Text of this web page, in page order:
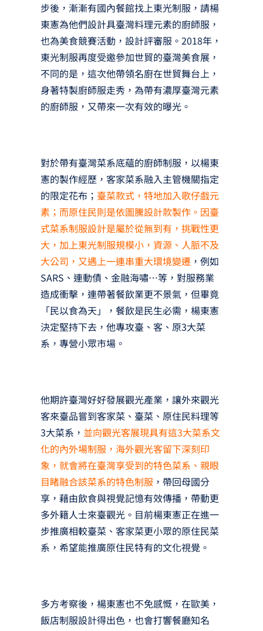
步後，漸漸有國內餐館找上東光制服，請楊
東憲為他們設計具臺灣料理元素的廚師服，
也為美食競賽活動，設計評審服。2018年，
東光制服再度受邀參加世貿的臺灣美食展，
不同的是，這次他帶領名廚在世貿舞台上，
身著特製廚師服走秀，為帶有濃厚臺灣元素
的廚師服，又帶來一次有效的曝光。
對於帶有臺灣菜系底蘊的廚師制服，以楊東
憲的製作經歷，客家菜系融入主管機關指定
的限定花布； 臺菜款式，特地加入歌仔戲元
素；而原住民則是依圖騰設計款製作。因臺
式菜系制服設計是屬於從無到有，挑戰性更
大，加上東光制服規模小，資源、人脈不及
大公司，又遇上一連串重大環境變遷，例如
SARS、連動債、金融海嘯…等，對服務業
造成衝擊，連帶著餐飲業更不景氣，但畢竟
「民以食為天」，餐飲是民生必需，楊東憲
決定堅持下去，他專攻臺、客、原3大菜
系，專營小眾市場。
他期許臺灣好好發展觀光產業，讓外來觀光
客來臺品嘗到客家菜、臺菜、原住民料理等
3大菜系， 並向觀光客展現具有這3大菜系文
化的內外場制服，海外觀光客留下深刻印
象，就會將在臺灣享受到的特色菜系、親眼
目睹融合該菜系的特色制服 ，帶回母國分
享，藉由飲食與視覺記憶有效傳播，帶動更
多外籍人士來臺觀光。目前楊東憲正在進一
步推廣相較臺菜、客家菜更小眾的原住民菜
系，希望能推廣原住民特有的文化視覺。
多方考察後，楊東憲也不免感慨，在歐美，
飯店制服設計得出色，也會打響餐廳知名